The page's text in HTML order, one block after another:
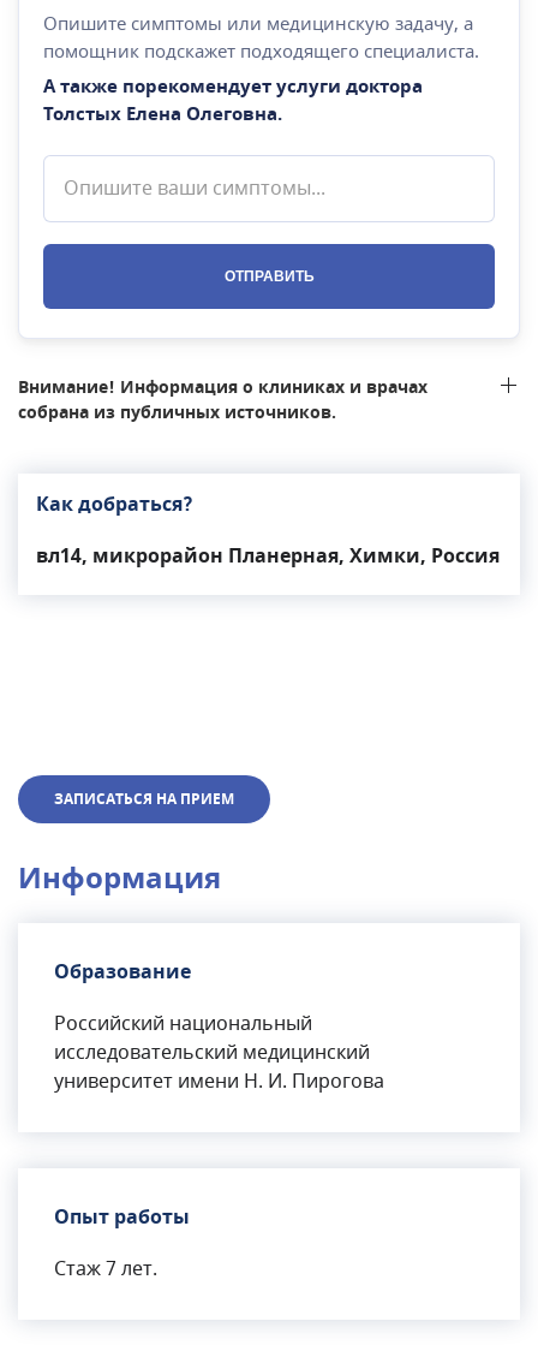
Опишите симптомы или медицинскую задачу, а
помощник подскажет подходящего специалиста.
А также порекомендует услуги доктора
Толстых Елена Олеговна.
ОТПРАВИТЬ
Внимание! Информация о клиниках и врачах
собрана из публичных источников.
Как добраться?
вл14, микрорайон Планерная, Химки, Россия
ЗАПИСАТЬСЯ НА ПРИЕМ
Информация
Образование
Российский национальный
исследовательский медицинский
университет имени Н. И. Пирогова
Опыт работы
Стаж 7 лет.